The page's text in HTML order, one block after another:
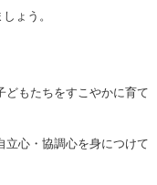
ょう。
もたちをすこやかに育て
心・協調心を身につけて